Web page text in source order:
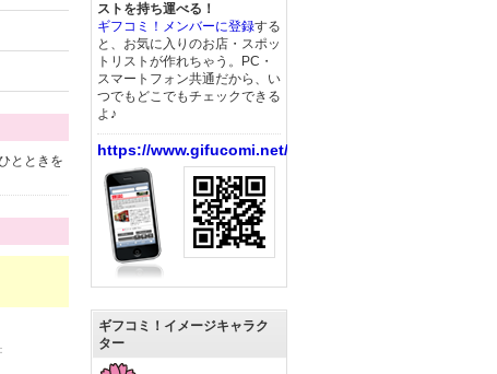
とときを
ストを持ち運べる！
ギフコミ！メンバーに登録する
と、お気に入りのお店・スポッ
トリストが作れちゃう。PC・
スマートフォン共通だから、い
つでもどこでもチェックできる
よ♪
https://www.gifucomi.net/
ギフコミ！イメージキャラク
ター